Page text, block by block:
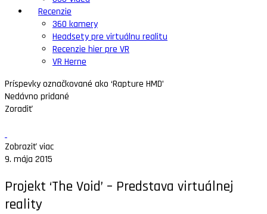
Recenzie
360 kamery
Headsety pre virtuálnu realitu
Recenzie hier pre VR
VR Herne
Príspevky označkované ako ‘Rapture HMD’
Nedávno pridané
Zoradiť
Zobraziť viac
9. mája 2015
Projekt ‘The Void’ – Predstava virtuálnej
reality